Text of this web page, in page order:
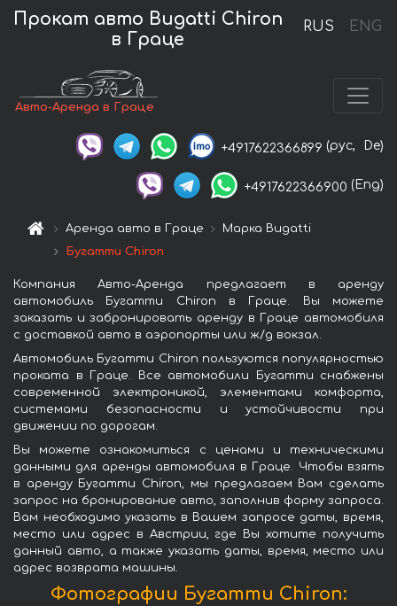
RUS ENG
Прокат авто Bugatti Chiron
в Граце
Авто-Аренда в Граце
+4917622366899 (рус, De)
+4917622366900 (Eng)
Аренда авто в Граце
Марка Bugatti
Бугатти Chiron
Компания Авто-Аренда предлагает в аренду
автомобиль Бугатти Chiron в Граце. Вы можете
заказать и забронировать аренду в Граце автомобиля
с доставкой авто в аэропорты или ж/д вокзал.
Автомобиль Бугатти Chiron пользуются популярностью
проката в Граце. Все автомобили Бугатти снабжены
современной электроникой, элементами комфорта,
системами безопасности и устойчивости при
движении по дорогам.
Вы можете ознакомиться с ценами и техническими
данными для аренды автомобиля в Граце. Чтобы взять
в аренду Бугатти Chiron, мы предлагаем Вам сделать
запрос на бронирование авто, заполнив форму запроса.
Вам необходимо указать в Вашем запросе даты, время,
место или адрес в Австрии, где Вы хотите получить
данный авто, а также указать даты, время, место или
адрес возврата машины.
Фотографии Бугатти Chiron: